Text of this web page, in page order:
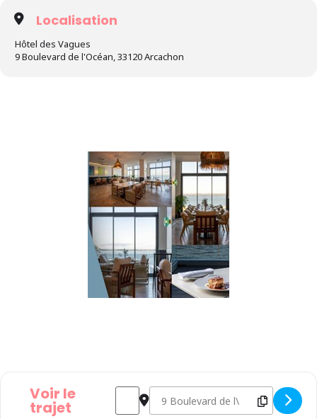
Localisation
Hôtel des Vagues
9 Boulevard de l'Océan, 33120 Arcachon
Voir le
trajet
Address - Déjeuner Rencontres du Bassin
Destination Address - Déjeuner